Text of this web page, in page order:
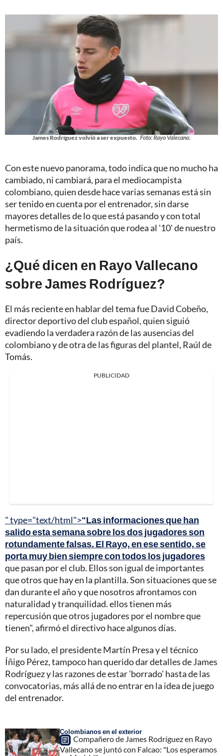
James Rodríguez volvió a ser expuesto. Foto: Rayo Valecano.
Con este nuevo panorama, todo indica que no mucho ha
cambiado, ni cambiará, para el mediocampista
colombiano, quien desde hace varias semanas está sin
ser tenido en cuenta por el entrenador, sin darse
mayores detalles de lo que está pasando y con total
hermetismo de la situación que rodea al '10' de nuestro
país.
¿Qué dicen en Rayo Vallecano
sobre James Rodríguez?
El más reciente en hablar del tema fue David Cobeño,
director deportivo del club español, quien siguió
evadiendo la verdadera razón de las ausencias del
colombiano y de otra de las figuras del plantel, Raúl de
Tomás.
PUBLICIDAD
" type="text/html">"Las informaciones que han
salido esta semana sobre los dos jugadores son
rotundamente falsas. El Rayo, en ese sentido, se
porta muy bien siempre con todos los jugadores
que pasan por el club. Ellos son igual de importantes
que otros que hay en la plantilla. Son situaciones que se
dan durante el año y que nosotros afrontamos con
naturalidad y tranquilidad. ellos tienen más
repercusión que otros jugadores por el nombre que
tienen", afirmó el directivo hace algunos días.
Por su lado, el presidente Martín Presa y el técnico
Íñigo Pérez, tampoco han querido dar detalles de James
Rodríguez y las razones de estar 'borrado' hasta de las
convocatorias, más allá de no entrar en la idea de juego
del entrenador.
Colombianos en el exterior
Compañero de James Rodríguez en Rayo
Vallecano se juntó con Falcao: "Los esperamos